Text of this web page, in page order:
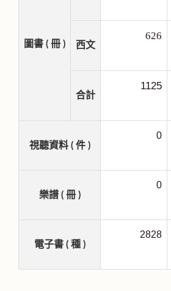
圖書 ( 冊 ) 西文
626
合計
1125
視聽資料 ( 件 )
0
樂譜 ( 冊 )
0
電子書 ( 種 )
2828